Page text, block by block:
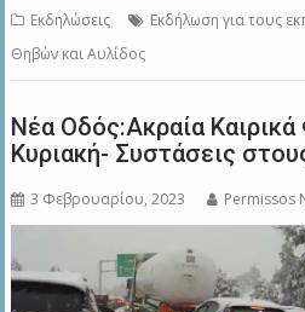
Εκδηλώσεις
Εκδήλωση για τους
Θηβών και Αυλίδος
Νέα Οδός:Ακραία
Κυριακή- Συστάσεις
3 Φεβρουαρίου, 2023 Permissos